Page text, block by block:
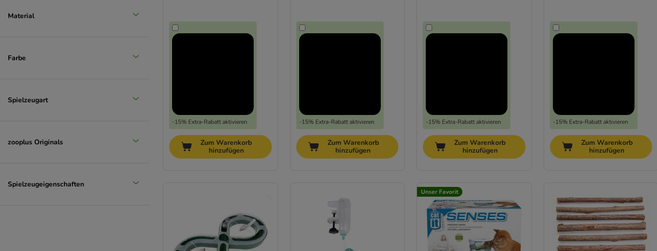
Material
Farbe
Spielzeugart
zooplus Originals
Spielzeugeigenschaften
-15% Extra-Rabatt aktivieren
Zum Warenkorb
hinzufügen
-15% Extra-Rabatt aktivieren
Zum Warenkorb
hinzufügen
-15% Extra-Rabatt aktivieren
Zum Warenkorb
hinzufügen
-15% Extra-Rabatt aktivieren
Zum Warenkorb
hinzufügen
Unser Favorit